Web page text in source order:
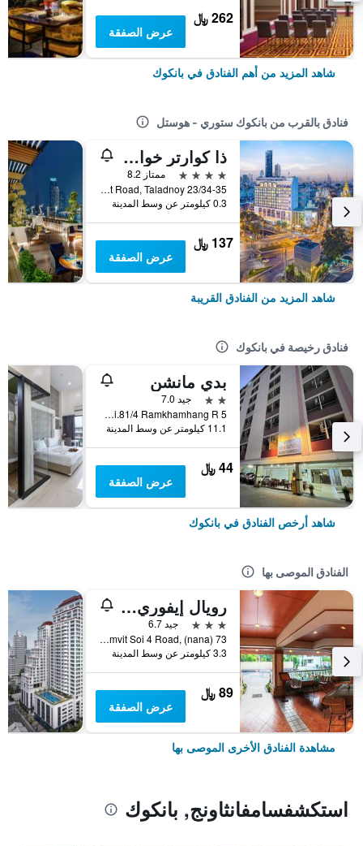
262 ﷼
عرض الصفقة
شاهد المزيد من أهم الفنادق في بانكوك
فنادق بالقرب من بانكوك ستوري - هوستل
ذا كوارتر خوالامفونج باي يو آيتش جي
4 نجوم
ممتاز 8.2
23/34-35 Traimit Road, Taladnoy, بانكوك, تايلاند
0.3 كيلومتر عن وسط المدينة
137 ﷼
عرض الصفقة
شاهد المزيد من الفنادق القريبة
فنادق رخيصة في بانكوك
بدي مانشن
2 نجمتين
جيد 7.0
5 Soi.81/4 Ramkhamhang R., بانكوك, تايلاند
11.1 كيلومتر عن وسط المدينة
44 ﷼
عرض الصفقة
شاهد أرخص الفنادق في بانكوك
الفنادق الموصى بها
رويال إيفوري سوكومفيت نانا
3 نجوم
جيد 6.7
73 Sukhumvit Soi 4 Road, (nana), بانكوك, تايلاند
3.3 كيلومتر عن وسط المدينة
89 ﷼
عرض الصفقة
مشاهدة الفنادق الأخرى الموصى بها
استكشفسامفانثاونج, بانكوك